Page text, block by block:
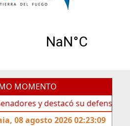
MOMENTO
y destacó su defensa de la
08 agosto 2026 02:23:09